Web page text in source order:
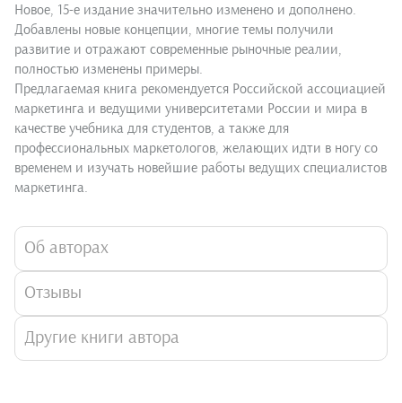
Новое, 15-е издание значительно изменено и дополнено.
Добавлены новые концепции, многие темы получили
развитие и отражают современные рыночные реалии,
полностью изменены примеры.
Предлагаемая книга рекомендуется Российской ассоциацией
маркетинга и ведущими университетами России и мира в
качестве учебника для студентов, а также для
профессиональных маркетологов, желающих идти в ногу со
временем и изучать новейшие работы ведущих специалистов
маркетинга.
Об авторах
Отзывы
Другие книги автора